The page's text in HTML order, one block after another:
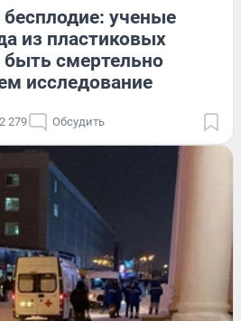
ученые
из пластиковых
смертельно
исследование
2 279 Обсудить